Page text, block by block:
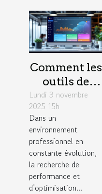
Comment les
outils de
gestion de
projet
favorisent
l'efficacité en
entreprise ?
Lundi 3 novembre
2025 15h
Dans un
environnement
professionnel en
constante évolution,
la recherche de
performance et
d’optimisation...